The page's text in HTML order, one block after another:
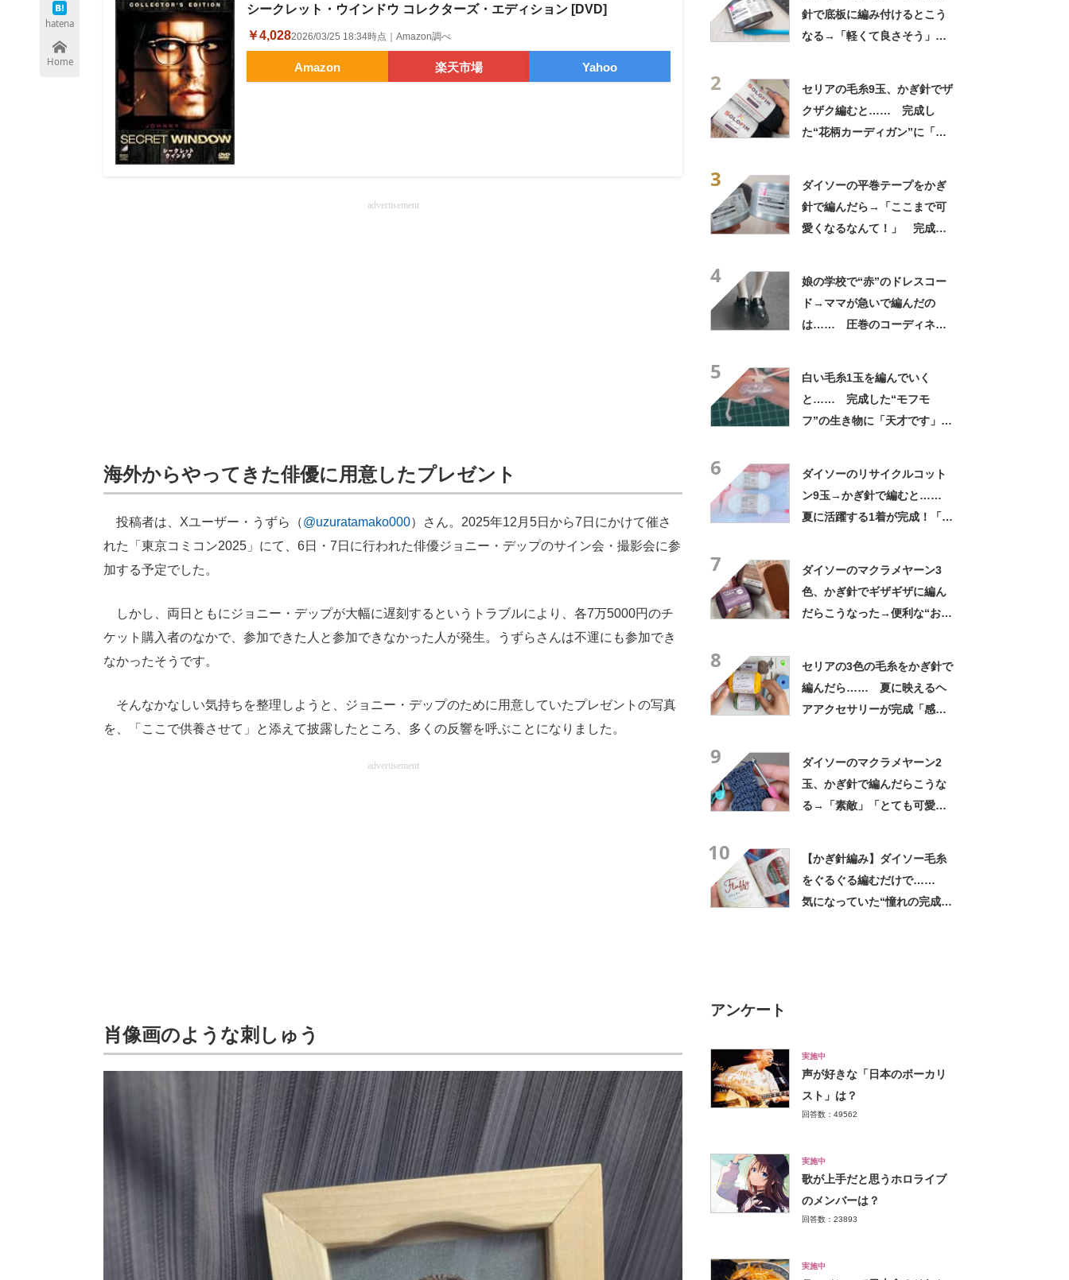
hatena
Home
シークレット・ウインドウ コレクターズ・エディション [DVD]
￥4,0282026/03/25 18:34時点｜Amazon調べ
Amazon 楽天市場 Yahoo
advertisement
海外からやってきた俳優に用意したプレゼント
投稿者は、Xユーザー・うずら（@uzuratamako000）さん。2025年12月5日から7日にかけて催さ
れた「東京コミコン2025」にて、6日・7日に行われた俳優ジョニー・デップのサイン会・撮影会に参
加する予定でした。
しかし、両日ともにジョニー・デップが大幅に遅刻するというトラブルにより、各7万5000円のチ
ケット購入者のなかで、参加できた人と参加できなかった人が発生。うずらさんは不運にも参加でき
なかったそうです。
そんなかなしい気持ちを整理しようと、ジョニー・デップのために用意していたプレゼントの写真
を、「ここで供養させて」と添えて披露したところ、多くの反響を呼ぶことになりました。
advertisement
肖像画のような刺しゅう
針で底板に編み付けるとこう
なる→「軽くて良さそう」
2
セリアの毛糸9玉、かぎ針でザ
クザク編むと…… 完成し
た“花柄カーディガン”に「す
3
ダイソーの平巻テープをかぎ
針で編んだら→「ここまで可
愛くなるなんて！」 完成し
4
娘の学校で“赤”のドレスコー
ド→ママが急いで編んだの
は…… 圧巻のコーディネー
5
白い毛糸1玉を編んでいく
と…… 完成した“モフモ
フ”の生き物に「天才です」
6
ダイソーのリサイクルコット
ン9玉→かぎ針で編むと……
夏に活躍する1着が完成！「サ
7
ダイソーのマクラメヤーン3
色、かぎ針でギザギザに編ん
だらこうなった→便利な“お出
8
セリアの3色の毛糸をかぎ針で
編んだら…… 夏に映えるヘ
アアクセサリーが完成「感動
9
ダイソーのマクラメヤーン2
玉、かぎ針で編んだらこうな
る→「素敵」「とても可愛
10
【かぎ針編み】ダイソー毛糸
をぐるぐる編むだけで……
気になっていた“憧れの完成
アンケート
実施中
声が好きな「日本のボーカリ
スト」は？
回答数：49562
実施中
歌が上手だと思うホロライブ
のメンバーは？
回答数：23893
実施中